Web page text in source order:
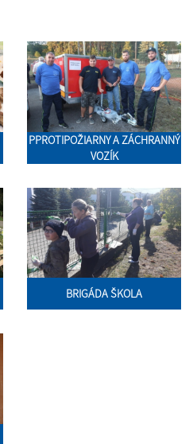
PPROTIPOŽIARNY A ZÁCHRANNÝ
VOZÍK
BRIGÁDA ŠKOLA